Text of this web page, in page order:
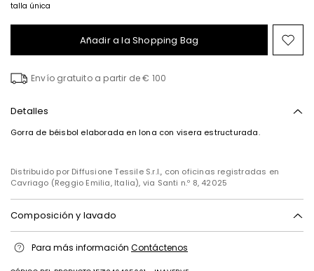
talla única
Añadir a la Shopping Bag
en
Envío gratuito a partir de € 100
Detalles
Gorra de béisbol elaborada en lona con visera estructurada.
Distribuido por Diffusione Tessile S.r.l., con oficinas registradas en
Cavriago (Reggio Emilia, Italia), via Santi n.º 8, 42025
Composición y lavado
no secar a màquina; secado normal a la sombra; no planchar; no
Para más información Contáctenos